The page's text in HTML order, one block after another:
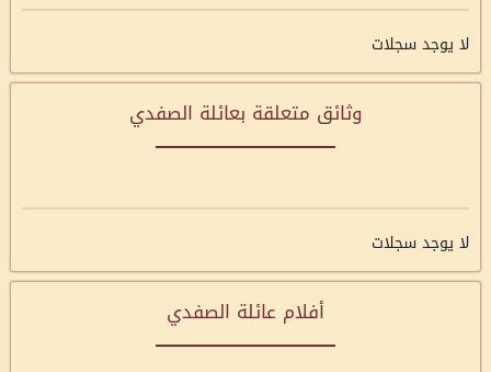
لا يوجد سجلات
وثائق متعلقة بعائلة الصفدي
لا يوجد سجلات
أفلام عائلة الصفدي